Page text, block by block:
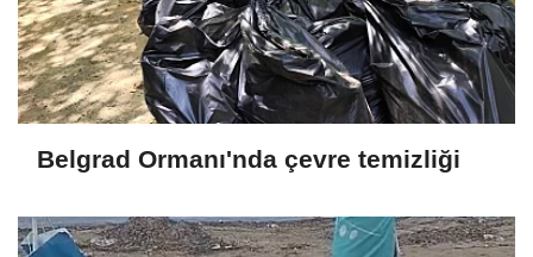
Belgrad Ormanı'nda çevre temizliği